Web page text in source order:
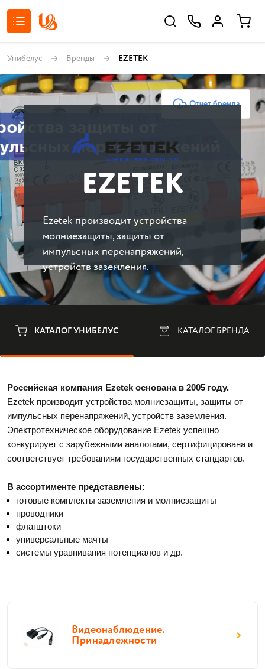
Унибелус Бренды EZETEK
Отчет бренда
EZETEK
Ezetek производит устройства
молниезащиты, защиты от
импульсных перенапряжений,
устройств заземления.
КАТАЛОГ УНИБЕЛУС КАТАЛОГ БРЕНДА
Ezetek производит устройства молниезащиты, защиты от
импульсных перенапряжений, устройств заземления.
Электротехническое оборудование Ezetek успешно
конкурирует с зарубежными аналогами, сертифицирована и
соответствует требованиям государственных стандартов.
В ассортименте представлены:
готовые комплекты заземления и молниезащиты
проводники
флагштоки
универсальные мачты
системы уравнивания потенциалов и др.
Видеонаблюдение.
Принадлежности